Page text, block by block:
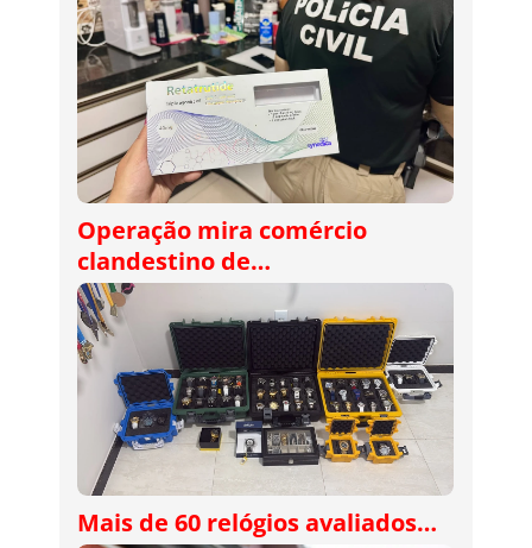
Operação mira comércio
clandestino de…
Mais de 60 relógios avaliados…